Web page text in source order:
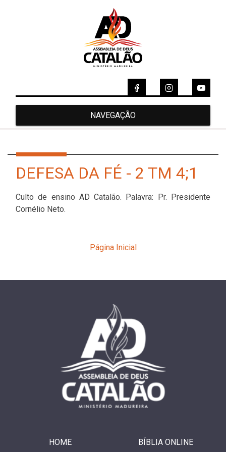
NAVEGAÇÃO
DEFESA DA FÉ - 2 TM 4;1
Culto de ensino AD Catalão. Palavra: Pr. Presidente
Cornélio Neto.
Página Inicial
HOME BÍBLIA ONLINE